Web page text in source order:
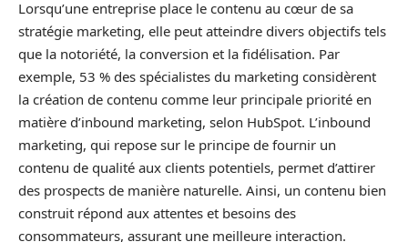
Lorsqu’une entreprise place le contenu au cœur de sa
stratégie marketing, elle peut atteindre divers objectifs tels
que la notoriété, la conversion et la fidélisation. Par
exemple, 53 % des spécialistes du marketing considèrent
la création de contenu comme leur principale priorité en
matière d’inbound marketing, selon HubSpot. L’inbound
marketing, qui repose sur le principe de fournir un
contenu de qualité aux clients potentiels, permet d’attirer
des prospects de manière naturelle. Ainsi, un contenu bien
construit répond aux attentes et besoins des
consommateurs, assurant une meilleure interaction.